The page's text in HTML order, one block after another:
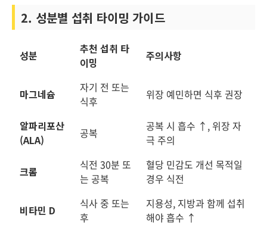
2. 성분별 섭취 타이밍 가이드
성분
추천 섭취 타
이밍
주의사항
마그네슘
자기 전 또는
식후
위장 예민하면 식후 권장
알파리포산
(ALA)
공복
공복 시 흡수 ↑, 위장 자
극 주의
크롬
식전 30분 또
는 공복
혈당 민감도 개선 목적일
경우 식전
비타민 D
식사 중 또는
후
지용성, 지방과 함께 섭취
해야 흡수 ↑